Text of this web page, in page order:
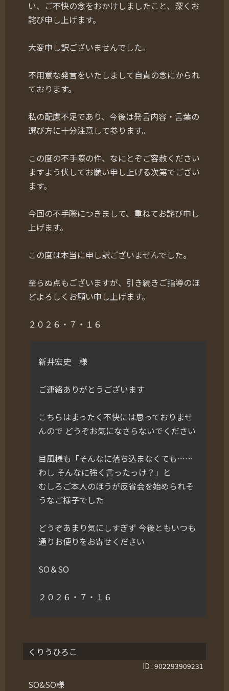
い、ご不快の念をおかけしましたこと、深くお
詫び申し上げます。
大変申し訳ございませんでした。
不用意な発言をいたしまして自責の念にかられ
ております。
私の配慮不足であり、今後は発言内容・言葉の
選び方に十分注意して参ります。
この度の不手際の件、なにとぞご容赦ください
ますよう伏してお願い申し上げる次第でござい
ます。
今回の不手際につきまして、重ねてお詫び申し
上げます。
この度は本当に申し訳ございませんでした。
至らぬ点もございますが、引き続きご指導のほ
どよろしくお願い申し上げます。
２０２６・７・１６
新井宏史 様
ご連絡ありがとうございます
こちらはまったく不快には思っておりませ
んので どうぞお気になさらないでください
目風様も「そんなに落ち込まなくても……
わし そんなに強く言ったっけ？」と
むしろご本人のほうが反省会を始められそ
うなご様子でした
どうぞあまり気にしすぎず 今後ともいつも
通りお便りをお寄せください
SO＆SO
２０２６・７・１６
くりうひろこ
ID : 902293909231
SO&SO様